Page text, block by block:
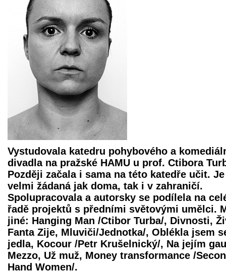
Vystudovala katedru pohybového a
divadla na pražské HAMU u prof. Ctibora
Později začala i sama na této katedře učit. Je
velmi žádaná jak doma, tak i v zahraničí.
Spolupracovala a autorsky se podílela na
řadě projektů s předními světovými umělci.
jiné: Hanging Man /Ctibor Turba/, Divnosti,
Fanta Zije, Mluviči/Jednotka/, Oblékla jsem
jedla, Kocour /Petr Krušelnický/, Na jejím
Mezzo, Už muž, Money transformance /
Hand Women/.